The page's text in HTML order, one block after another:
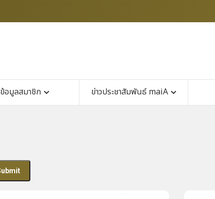
ข้อมูลสมาชิก ข่าวประชาสัมพันธ์ maiA